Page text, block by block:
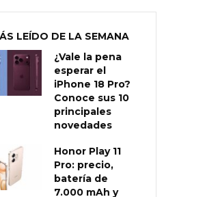
LEÍDO DE LA SEMANA
¿Vale la pena
esperar el
iPhone 18 Pro?
Conoce sus 10
principales
novedades
Honor Play 11
Pro: precio,
batería de
7.000 mAh y